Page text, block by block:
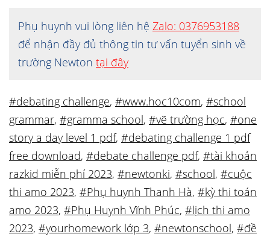
Phụ huynh vui lòng liên hệ Zalo: 0376953188
để nhận đầy đủ thông tin tư vấn tuyển sinh về
trường Newton tại đây
#debating challenge, #www.hoc10com, #school
grammar, #gramma school, #vẽ trường học, #one
story a day level 1 pdf, #debating challenge 1 pdf
free download, #debate challenge pdf, #tài khoản
razkid miễn phí 2023, #newtonki, #school, #cuộc
thi amo 2023, #Phụ huynh Thanh Hà, #kỳ thi toán
amo 2023, #Phụ Huynh Vĩnh Phúc, #lịch thi amo
2023, #yourhomework lớp 3, #newtonschool, #đề